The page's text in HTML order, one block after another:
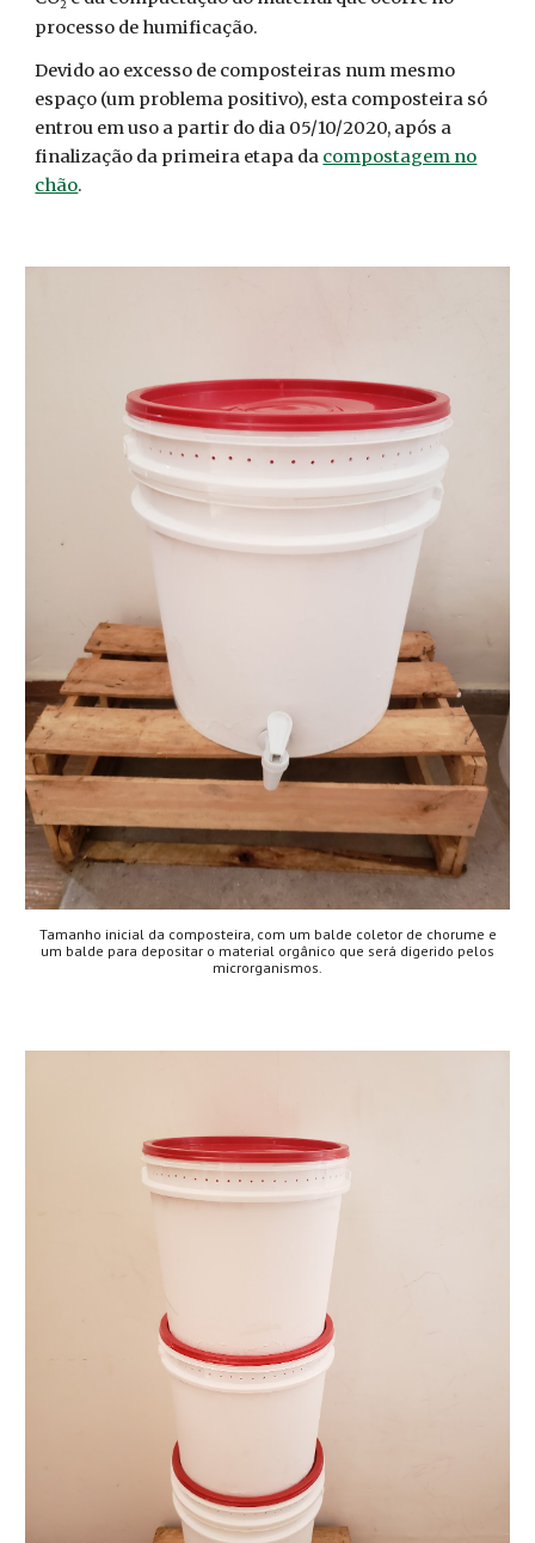
2
processo de humificação.
Devido ao excesso de composteiras num mesmo
espaço (um problema positivo), esta composteira só
entrou em uso a partir do dia 05/10/2020, após a
finalização da primeira etapa da compostagem no
chão.
Tamanho inicial da composteira, com um balde coletor de chorume e
um balde para depositar o material orgânico que será digerido pelos
microrganismos.